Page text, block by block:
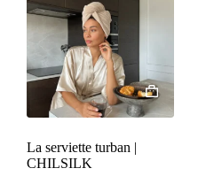
La serviette turban |
CHILSILK